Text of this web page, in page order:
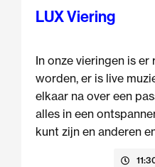
LUX Viering
In onze vieringen is
worden, er is live
elkaar na over een
alles in een
kunt zijn en anderen